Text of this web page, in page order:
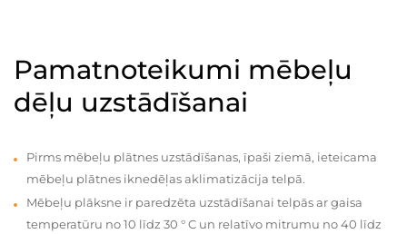
Pamatnoteikumi mēbeļu
dēļu uzstādīšanai
Pirms mēbeļu plātnes uzstādīšanas, īpaši ziemā, ieteicama
mēbeļu plātnes iknedēļas aklimatizācija telpā.
Mēbeļu plāksne ir paredzēta uzstādīšanai telpās ar gaisa
temperatūru no 10 līdz 30 ° C un relatīvo mitrumu no 40 līdz